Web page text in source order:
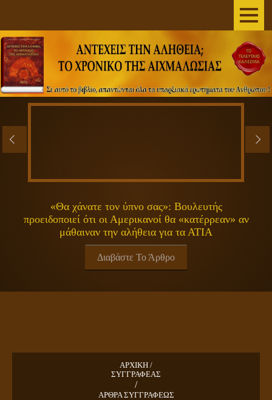
«Θα χάνατε τον ύπνο σας»: Βουλευτής
προειδοποιεί ότι οι Αμερικανοί θα «κατέρρεαν» αν
μάθαιναν την αλήθεια για τα ΑΤΙΑ
Διαβάστε Το Άρθρο
AΡΧΙΚΗ
ΣΥΓΓΡΑΦΕΑΣ
ΠΝΕΥΜΑΤΙΚΟΤΗΤΑ
ΕΚΠΟΜΠΕΣ
ΓΕΝΙΚΑ
ΚΛΕΙΔΙΑ
ΑΡΧΙΚΗ /
ΣΥΓΓΡΑΦΕΑΣ
/
ΑΡΘΡΑ ΣΥΓΓΡΑΦΕΩΣ